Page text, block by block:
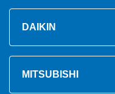
DAIKIN
MITSUBISHI